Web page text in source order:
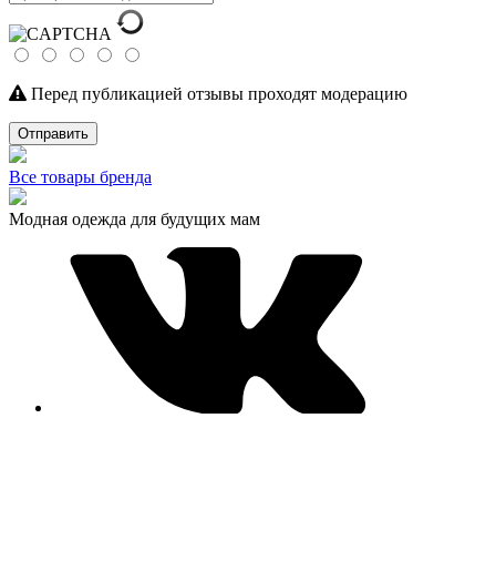
Перед публикацией отзывы проходят модерацию
Отправить
Все товары бренда
Модная одежда для будущих мам